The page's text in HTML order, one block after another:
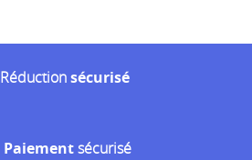
Réductionsécurisé
Paiementsécurisé